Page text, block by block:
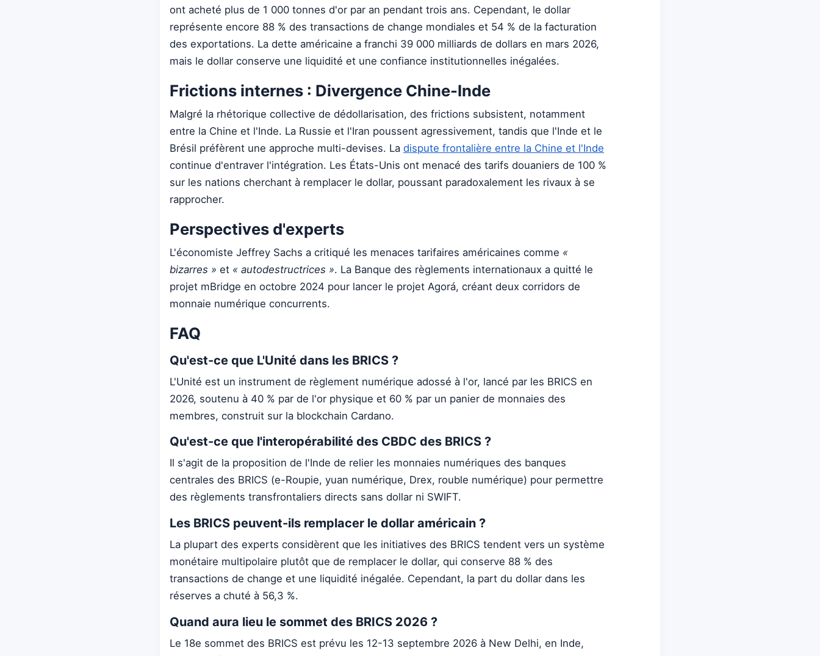
ont acheté plus de 1 000 tonnes d'or par an pendant trois ans. Cependant, le dollar
représente encore 88 % des transactions de change mondiales et 54 % de la facturation
des exportations. La dette américaine a franchi 39 000 milliards de dollars en mars 2026,
mais le dollar conserve une liquidité et une confiance institutionnelles inégalées.
Frictions internes : Divergence Chine-Inde
Malgré la rhétorique collective de dédollarisation, des frictions subsistent, notamment
entre la Chine et l'Inde. La Russie et l'Iran poussent agressivement, tandis que l'Inde et le
Brésil préfèrent une approche multi-devises. La dispute frontalière entre la Chine et l'Inde
continue d'entraver l'intégration. Les États-Unis ont menacé des tarifs douaniers de 100 %
sur les nations cherchant à remplacer le dollar, poussant paradoxalement les rivaux à se
rapprocher.
Perspectives d'experts
L'économiste Jeffrey Sachs a critiqué les menaces tarifaires américaines comme «
bizarres » et « autodestructrices ». La Banque des règlements internationaux a quitté le
projet mBridge en octobre 2024 pour lancer le projet Agorá, créant deux corridors de
monnaie numérique concurrents.
FAQ
Qu'est-ce que L'Unité dans les BRICS ?
L'Unité est un instrument de règlement numérique adossé à l'or, lancé par les BRICS en
2026, soutenu à 40 % par de l'or physique et 60 % par un panier de monnaies des
membres, construit sur la blockchain Cardano.
Qu'est-ce que l'interopérabilité des CBDC des BRICS ?
Il s'agit de la proposition de l'Inde de relier les monnaies numériques des banques
centrales des BRICS (e-Roupie, yuan numérique, Drex, rouble numérique) pour permettre
des règlements transfrontaliers directs sans dollar ni SWIFT.
Les BRICS peuvent-ils remplacer le dollar américain ?
La plupart des experts considèrent que les initiatives des BRICS tendent vers un système
monétaire multipolaire plutôt que de remplacer le dollar, qui conserve 88 % des
transactions de change et une liquidité inégalée. Cependant, la part du dollar dans les
réserves a chuté à 56,3 %.
Quand aura lieu le sommet des BRICS 2026 ?
Le 18e sommet des BRICS est prévu les 12-13 septembre 2026 à New Delhi, en Inde,